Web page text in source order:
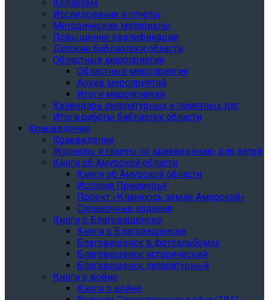
Коллегам
Исследования и отчеты
Методические материалы
Повышение квалификации
Детские библиотеки области
Областные мероприятия
Областные мероприятия
Архив мероприятий
Итоги мероприятий
Календарь литературных и памятных дат
Итоги работы библиотек области
Краеведение
Краеведение
Журналы и газеты по краеведению для детей
Книги об Амурской области
Книги об Амурской области
История Приамурья
Проект «Кланяюсь земле Амурской»
Справочные издания
Книги о Благовещенске
Книги о Благовещенске
Благовещенск в фотоальбомах
Благовещенск исторический
Благовещенск литературный
Книги о войне
Книги о войне